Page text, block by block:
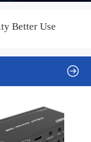
Better Use